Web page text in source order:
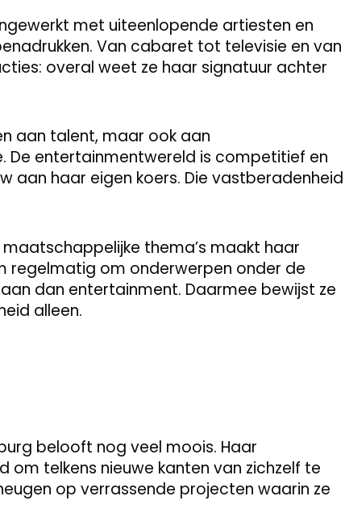
met uiteenlopende artiesten en
Van cabaret tot televisie en van
overal weet ze haar signatuur achter
aan talent, maar ook aan
De entertainmentwereld is competitief en
aan haar eigen koers. Die vastberadenheid
thema’s maakt haar
regelmatig om onderwerpen onder de
dan entertainment. Daarmee bewijst ze
alleen.
belooft nog veel moois. Haar
om telkens nieuwe kanten van zichzelf te
op verrassende projecten waarin ze